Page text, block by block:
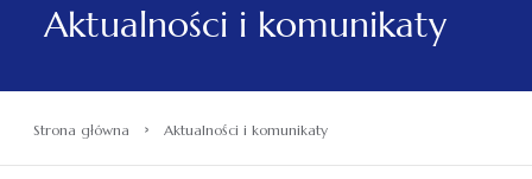
Aktualności i komunikaty
Strona główna › Aktualności i komunikaty